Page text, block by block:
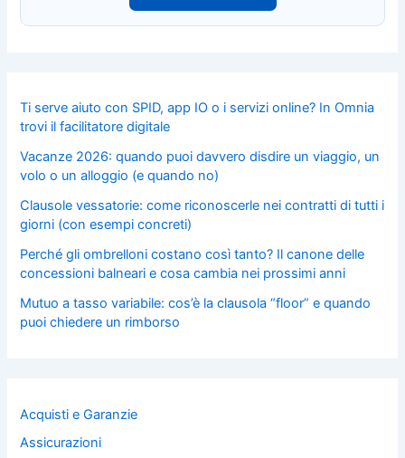
Ti serve aiuto con SPID, app IO o i servizi online? In Omnia
trovi il facilitatore digitale
Vacanze 2026: quando puoi davvero disdire un viaggio, un
volo o un alloggio (e quando no)
Clausole vessatorie: come riconoscerle nei contratti di tutti i
giorni (con esempi concreti)
Perché gli ombrelloni costano così tanto? Il canone delle
concessioni balneari e cosa cambia nei prossimi anni
Mutuo a tasso variabile: cos’è la clausola “floor” e quando
puoi chiedere un rimborso
Acquisti e Garanzie
Assicurazioni